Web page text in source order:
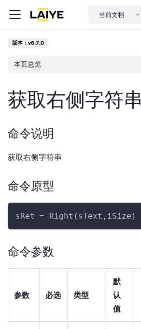
当前文档
版本：v6.7.0
本页总览
获取右侧字符串
命令说明
获取右侧字符串
命令原型
sRet = Right(sText,iSize)
命令参数
参数 必选 类型
默
认
值